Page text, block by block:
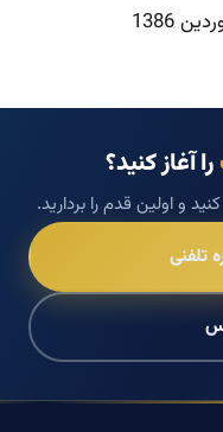
1386
را آغاز کنید؟
و اولین قدم را بردارید.
تلفنی